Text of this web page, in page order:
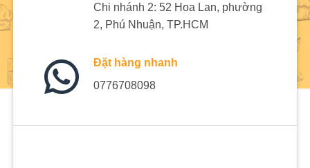
Chi nhánh 2: 52 Hoa Lan, phường
2, Phú Nhuận, TP.HCM
Đặt hàng nhanh
0776708098